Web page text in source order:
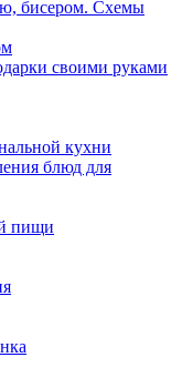
бисером. Схемы
своими руками
кухни
блюд для
пищи